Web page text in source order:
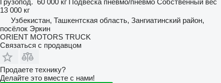
Грузопод. 60 000 кг Подвеска пневмо/пневмо Собственный вес
13 000 кг
Узбекистан, Ташкентская область, Зангиатинский район,
посёлок Эркин
ORIENT MOTORS TRUCK
Связаться с продавцом
Продаете технику?
Делайте это вместе с нами!